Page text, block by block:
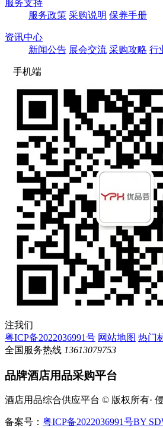
服务支持
服务政策 采购说明 保养手册
资讯中心
新闻公告 展会交流 采购攻略 行
手机端
注我们
粤ICP备2022036991号 网站地图 热门
全国服务热线 13613079753
品牌酒店用品采购平台
酒店用品综合供应平台 © 版权所有·
备案号： 粤ICP备2022036991号BY